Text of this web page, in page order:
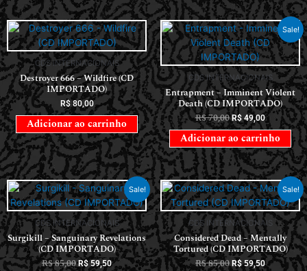
CDS INTERNACIONAIS
Destroyer 666 – Wildfire (CD
IMPORTADO)
R$80,00
Adicionar ao carrinho
Sale!
CDS INTERNACIONAIS
Entrapment – Imminent Violent
Death (CD IMPORTADO)
R$70,00 R$49,00
Adicionar ao carrinho
Sale!
CDS INTERNACIONAIS
Surgikill – Sanguinary Revelations
(CD IMPORTADO)
R$85,00 R$59,50
Sale!
CDS INTERNACIONAIS
Considered Dead – Mentally
Tortured (CD IMPORTADO)
R$85,00 R$59,50